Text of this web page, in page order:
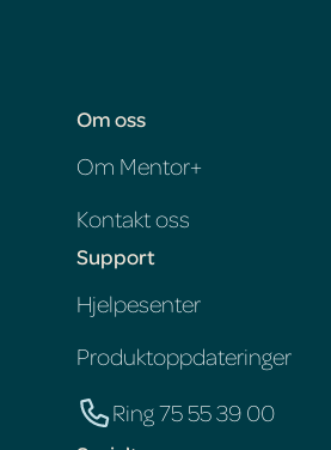
Om oss
Om Mentor+
Kontakt oss
Support
Hjelpesenter
Produktoppdateringer
Ring 75 55 39 00